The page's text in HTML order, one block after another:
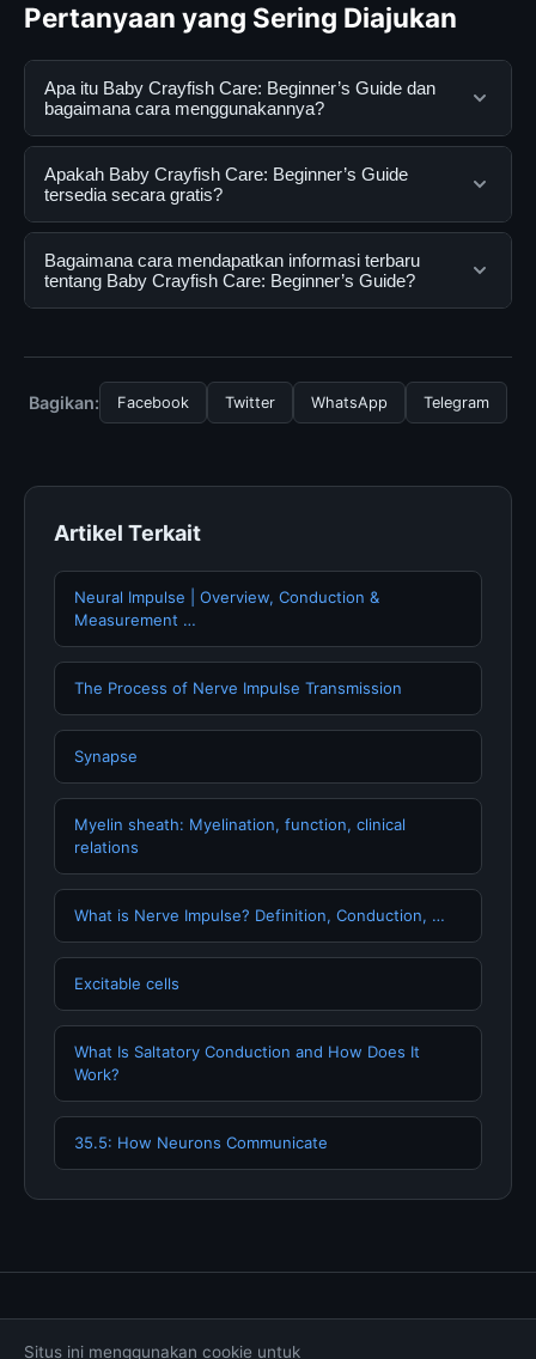
Pertanyaan yang Sering Diajukan
Apa itu Baby Crayfish Care: Beginner’s Guide dan
bagaimana cara menggunakannya?
Baby Crayfish Care: Beginner’s Guide adalah layanan
digital yang dirancang untuk membantu pengguna
mendapatkan informasi lengkap dan terpercaya. Anda
dapat menggunakannya dengan mengunjungi situs
resmi dan mengikuti panduan yang tersedia.
Apakah Baby Crayfish Care: Beginner’s Guide
tersedia secara gratis?
Ya, Baby Crayfish Care: Beginner’s Guide dapat diakses
secara gratis oleh semua pengguna. Tidak ada biaya
tersembunyi atau langganan yang diperlukan untuk
Bagaimana cara mendapatkan informasi terbaru
tentang Baby Crayfish Care: Beginner’s Guide?
halaman resmi kami secara berkala. Kami selalu
memperbarui konten dengan informasi terkini dan
Bagikan: Facebook Twitter WhatsApp Telegram
Artikel Terkait
Neural Impulse | Overview, Conduction &
Measurement …
The Process of Nerve Impulse Transmission
Synapse
Myelin sheath: Myelination, function, clinical
relations
What is Nerve Impulse? Definition, Conduction, …
Excitable cells
What Is Saltatory Conduction and How Does It
Work?
35.5: How Neurons Communicate
Situs ini menggunakan cookie untuk